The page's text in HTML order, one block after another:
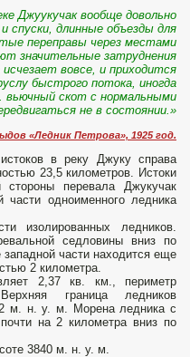
Джуукучак вообще довольно
длинные объезды для
переправы через местами
значительные затруднения
вовсе, и приходится
быстрого потока, иногда
вьючный скот с нормальными
не в состоянии.»
«Ледник Петрова», 1925 год.
в реку Джуку справа
23,5 километров. Истоки
стороны перевала Джукучак
одноименного ледника
изолированных ледников.
седловины вниз по
части находится еще
2 километра.
2,37 кв. км., периметр
граница ледников
м. н. у. м. Морена ледника с
на 2 километра вниз по
3840 м. н. у. м.